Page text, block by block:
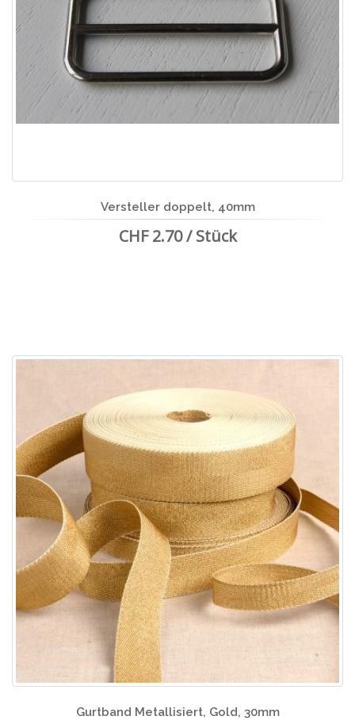
Versteller doppelt, 40mm
CHF 2.70 / Stück
Gurtband Metallisiert, Gold, 30mm